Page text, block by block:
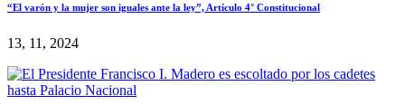
“El varón y la mujer son iguales ante la ley”, Artículo 4° Constitucional
13, 11, 2024